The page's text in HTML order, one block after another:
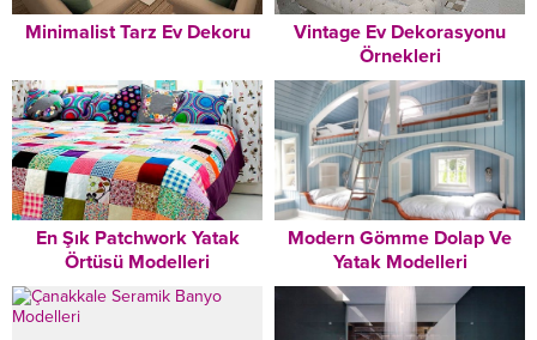
Minimalist Tarz Ev Dekoru
Vintage Ev Dekorasyonu
Örnekleri
En Şık Patchwork Yatak
Örtüsü Modelleri
Modern Gömme Dolap Ve
Yatak Modelleri